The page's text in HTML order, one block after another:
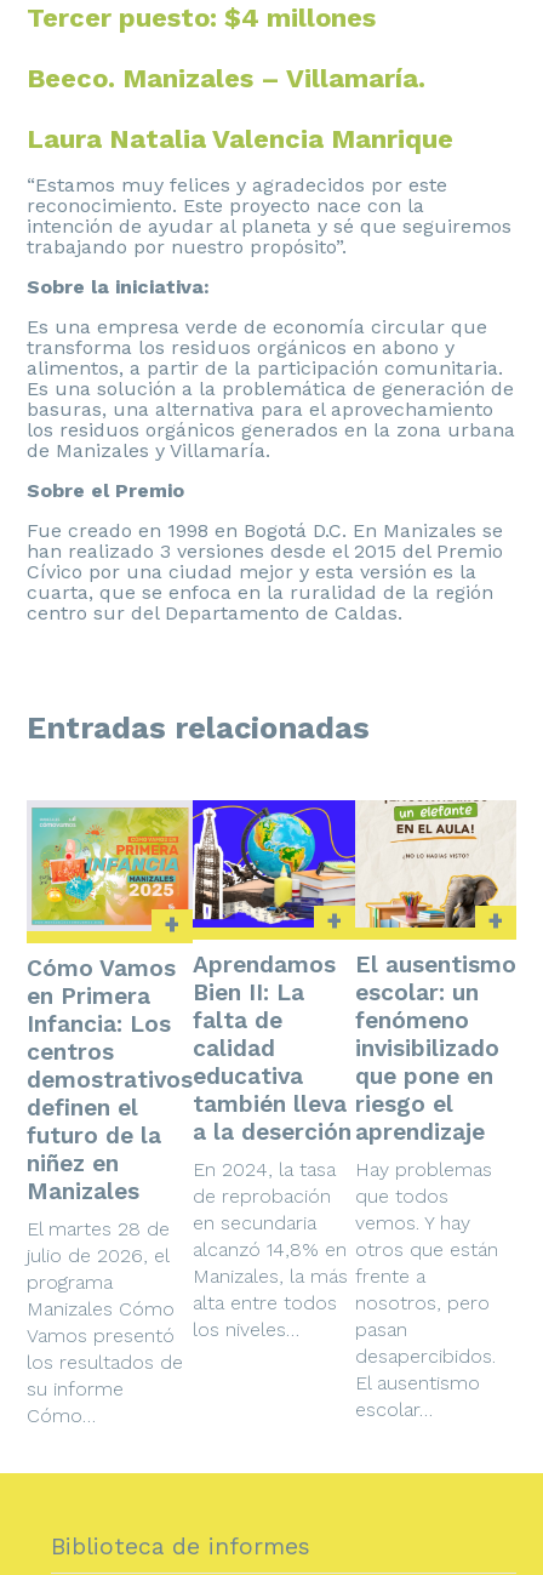
Tercer puesto: $4 millones
Beeco. Manizales – Villamaría.
Laura Natalia Valencia Manrique
“Estamos muy felices y agradecidos por este
reconocimiento. Este proyecto nace con la
intención de ayudar al planeta y sé que seguiremos
trabajando por nuestro propósito”.
Sobre la iniciativa:
Es una empresa verde de economía circular que
transforma los residuos orgánicos en abono y
alimentos, a partir de la participación comunitaria.
Es una solución a la problemática de generación de
basuras, una alternativa para el aprovechamiento
los residuos orgánicos generados en la zona urbana
de Manizales y Villamaría.
Sobre el Premio
Fue creado en 1998 en Bogotá D.C. En Manizales se
han realizado 3 versiones desde el 2015 del Premio
Cívico por una ciudad mejor y esta versión es la
cuarta, que se enfoca en la ruralidad de la región
centro sur del Departamento de Caldas.
Entradas relacionadas
+
Cómo Vamos
en Primera
Infancia: Los
centros
demostrativos
definen el
futuro de la
niñez en
Manizales
El martes 28 de
julio de 2026, el
programa
Manizales Cómo
Vamos presentó
los resultados de
su informe
Cómo…
+
Aprendamos
Bien II: La
falta de
calidad
educativa
también lleva
a la deserción
En 2024, la tasa
de reprobación
en secundaria
alcanzó 14,8% en
Manizales, la más
alta entre todos
los niveles…
+
El ausentismo
escolar: un
fenómeno
invisibilizado
que pone en
riesgo el
aprendizaje
Hay problemas
que todos
vemos. Y hay
otros que están
frente a
nosotros, pero
pasan
desapercibidos.
El ausentismo
escolar…
Biblioteca de informes